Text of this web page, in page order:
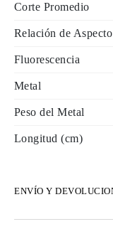
Corte Promedio
Relación de Aspecto
Fluorescencia
Metal
Peso del Metal
Longitud (cm)
ENVÍO Y